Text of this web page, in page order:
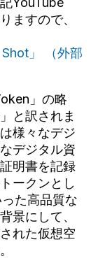
ますので、
」 （外部
」の略
と訳されま
様々なデジ
デジタル資
明書を記録
ークンとし
た高品質な
景にして、
れた仮想空